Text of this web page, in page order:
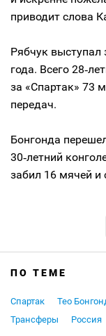
приводит слова
Рябчук выступал
года. Всего
за «Спартак» 73
передач.
Бонгонда
30‑летний
забил 16 мячей и
ПО ТЕМЕ
Спартак Тео
Трансферы
Россия